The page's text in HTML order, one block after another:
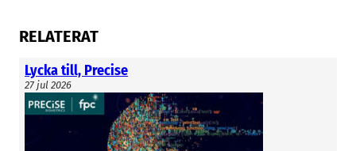
RELATERAT
Lycka till, Precise
27 jul 2026